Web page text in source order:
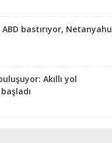
bastırıyor, Netanyahu
Akıllı yol